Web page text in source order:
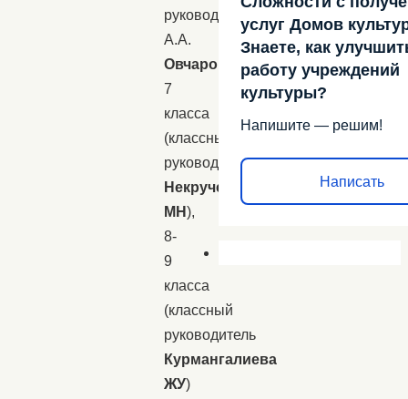
руководитель
А.А.
Овчарова
),
7
класса
(классный
руководитель
Некрученко
МН),
8-
9
класса
(классный
руководитель
Курмангалиева
ЖУ)
услуг Домов
Знаете, как
работу учреждений
культуры?
Напишите — решим!
Написать